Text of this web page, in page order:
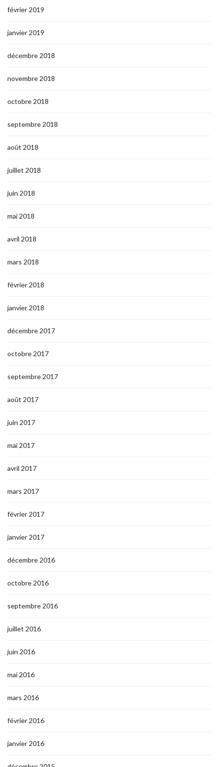
février 2019
janvier 2019
décembre 2018
novembre 2018
octobre 2018
septembre 2018
août 2018
juillet 2018
juin 2018
mai 2018
avril 2018
mars 2018
février 2018
janvier 2018
décembre 2017
octobre 2017
septembre 2017
août 2017
juin 2017
mai 2017
avril 2017
mars 2017
février 2017
janvier 2017
décembre 2016
octobre 2016
septembre 2016
juillet 2016
juin 2016
mai 2016
mars 2016
février 2016
janvier 2016